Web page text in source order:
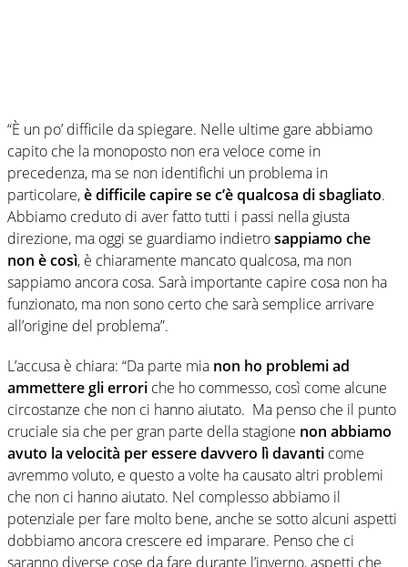
“È un po’ difficile da spiegare. Nelle ultime gare abbiamo
capito che la monoposto non era veloce come in
precedenza, ma se non identifichi un problema in
particolare,è difficile capire se c’è qualcosa di sbagliato.
Abbiamo creduto di aver fatto tutti i passi nella giusta
direzione, ma oggi se guardiamo indietrosappiamo che
non è così, è chiaramente mancato qualcosa, ma non
sappiamo ancora cosa. Sarà importante capire cosa non ha
funzionato, ma non sono certo che sarà semplice arrivare
all’origine del problema”.
L’accusa è chiara: “Da parte mia non ho problemi ad
ammettere gli errori che ho commesso, così come alcune
circostanze che non ci hanno aiutato. Ma penso che il punto
cruciale sia che per gran parte della stagione non abbiamo
avuto la velocità per essere davvero lì davanti come
avremmo voluto, e questo a volte ha causato altri problemi
che non ci hanno aiutato. Nel complesso abbiamo il
potenziale per fare molto bene, anche se sotto alcuni aspetti
dobbiamo ancora crescere ed imparare. Penso che ci
saranno diverse cose da fare durante l’inverno, aspetti che